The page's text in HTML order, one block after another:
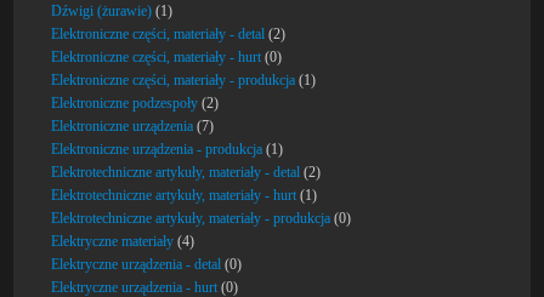
Dźwigi (żurawie) (1)
Elektroniczne części, materiały - detal (2)
Elektroniczne części, materiały - hurt (0)
Elektroniczne części, materiały - produkcja (1)
Elektroniczne podzespoły (2)
Elektroniczne urządzenia (7)
Elektroniczne urządzenia - produkcja (1)
Elektrotechniczne artykuły, materiały - detal (2)
Elektrotechniczne artykuły, materiały - hurt (1)
Elektrotechniczne artykuły, materiały - produkcja (0)
Elektryczne materiały (4)
Elektryczne urządzenia - detal (0)
Elektryczne urządzenia - hurt (0)